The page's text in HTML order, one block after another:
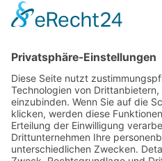
Service
Information
Unsere weiteren Shops